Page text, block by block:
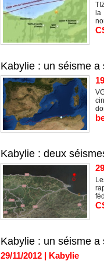
Kabylie : un séisme
Kabylie : deux
Kabylie : un séisme
29/11/2012 | Kabylie